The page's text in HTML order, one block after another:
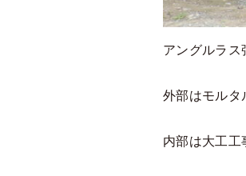
アングルラス
外部はモルタ
内部は大工工